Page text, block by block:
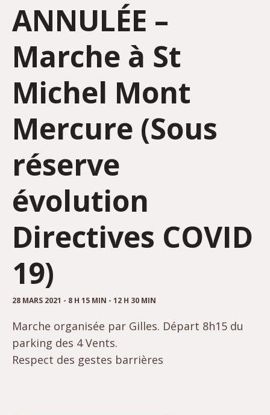
ANNULÉE –
Marche à St
Michel Mont
Mercure (Sous
réserve
évolution
Directives COVID
19)
28 MARS 2021 - 8 H 15 MIN - 12 H 30 MIN
Marche organisée par Gilles. Départ 8h15 du
parking des 4 Vents.
Respect des gestes barrières